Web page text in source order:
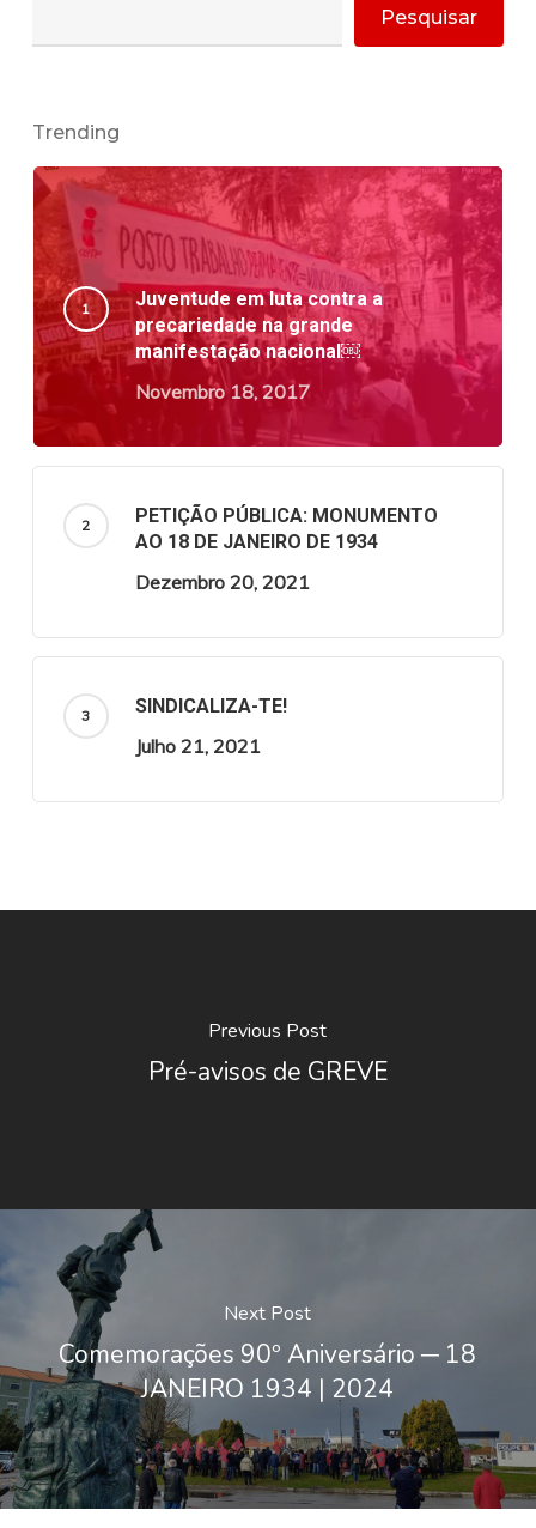
Pesquisar
Trending
Juventude em luta contra a
precariedade na grande
manifestação nacional￼
Novembro 18, 2017
PETIÇÃO PÚBLICA: MONUMENTO
AO 18 DE JANEIRO DE 1934
Dezembro 20, 2021
SINDICALIZA-TE!
Julho 21, 2021
Previous Post
Pré-avisos de GREVE
Next Post
Comemorações 90º Aniversário ─ 18
JANEIRO 1934 | 2024